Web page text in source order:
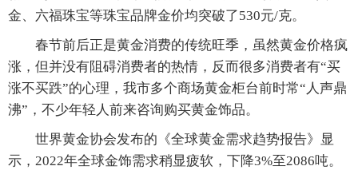
金、六福珠宝等珠宝品牌金价均突破了530元/克。
春节前后正是黄金消费的传统旺季，虽然黄金价格疯
涨，但并没有阻碍消费者的热情，反而很多消费者有“买
涨不买跌”的心理，我市多个商场黄金柜台前时常“人声鼎
沸”，不少年轻人前来咨询购买黄金饰品。
世界黄金协会发布的《全球黄金需求趋势报告》显
示，2022年全球金饰需求稍显疲软，下降3%至2086吨。